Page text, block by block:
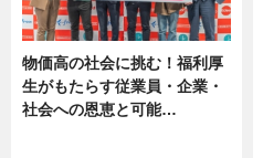
物価高の社会に挑む！福利厚
生がもたらす従業員・企業・
社会への恩恵と可能…